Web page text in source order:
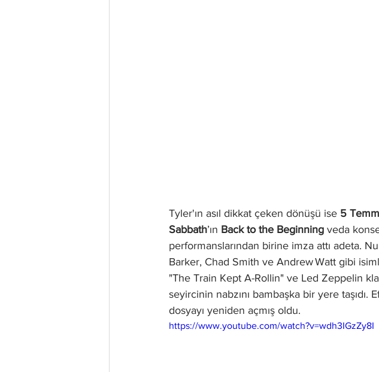
Tyler'ın asıl dikkat çeken dönüşü ise 5
Sabbath’ın Back to the Beginning veda
performanslarından birine imza attı adeta.
Barker, Chad Smith ve Andrew Watt gibi
"The Train Kept A-Rollin" ve Led Zeppelin
seyircinin nabzını bambaşka bir yere taşıdı.
dosyayı yeniden açmış oldu.
https://www.youtube.com/watch?v=wdh3IGzZy8I